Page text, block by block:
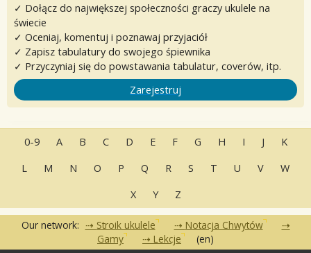
✓ Dołącz do największej społeczności graczy ukulele na
świecie
✓ Oceniaj, komentuj i poznawaj przyjaciół
✓ Zapisz tabulatury do swojego śpiewnika
✓ Przyczyniaj się do powstawania tabulatur, coverów, itp.
Zarejestruj
0-9 A B C D E F G H I J
K
L
M N O P Q R S T U V
W
X
Y Z
Our network: Stroik ukulele
Notacja Chwytów
Gamy
Lekcje (en)